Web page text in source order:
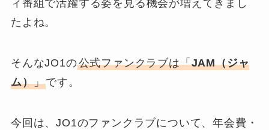
ィ番組で活躍する姿を見る機会が増えてきまし
たよね。
そんなJO1の公式ファンクラブは「JAM（ジャ
ム）」です。
今回は、JO1のファンクラブについて、年会費・